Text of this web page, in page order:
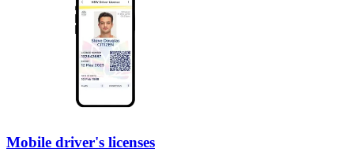
Mobile driver's licenses